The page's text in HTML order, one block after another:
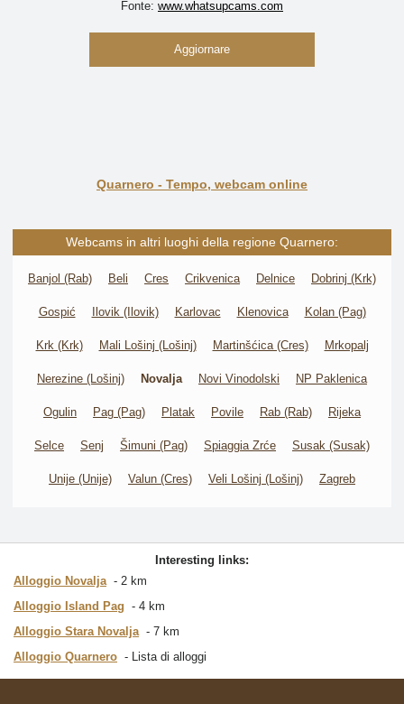
Fonte: www.whatsupcams.com
Aggiornare
Quarnero - Tempo, webcam online
Webcams in altri luoghi della regione Quarnero:
Banjol (Rab) Beli Cres Crikvenica Delnice Dobrinj (Krk)
Gospić Ilovik (Ilovik) Karlovac Klenovica Kolan (Pag)
Krk (Krk) Mali Lošinj (Lošinj) Martinšćica (Cres) Mrkopalj
Nerezine (Lošinj) Novalja Novi Vinodolski NP Paklenica
Ogulin Pag (Pag) Platak Povile Rab (Rab) Rijeka
Selce Senj Šimuni (Pag) Spiaggia Zrće Susak (Susak)
Unije (Unije) Valun (Cres) Veli Lošinj (Lošinj) Zagreb
Interesting links:
Alloggio Novalja
2 km
Alloggio Island Pag
4 km
Alloggio Stara Novalja
7 km
Alloggio Quarnero
Lista di alloggi